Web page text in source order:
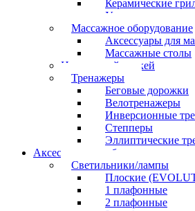
Керамические
Угольные грили
Массажное оборудование
Аксессуары для
Массажные столы
Настольный хоккей
Тренажеры
Беговые дорожки
Велотренажеры
Инверсионные
Степперы
Эллиптические
Аксессуары для бильярда
Светильники/лампы
Плоские
1 плафонные
2 плафонные